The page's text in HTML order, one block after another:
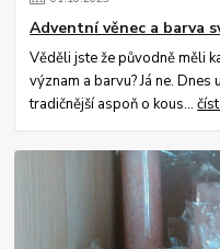
Adventní věnec a barva
Věděli jste že původně měli
význam a barvu? Já ne.
tradičnější aspoň o kous...